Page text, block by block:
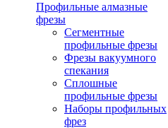
Профильные алмазные
фрезы
Сегментные
профильные фрезы
Фрезы вакуумного
спекания
Сплошные
профильные фрезы
Наборы профильных
фрез